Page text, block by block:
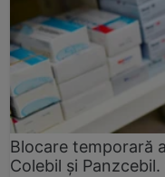
Blocare temporară
Colebil și